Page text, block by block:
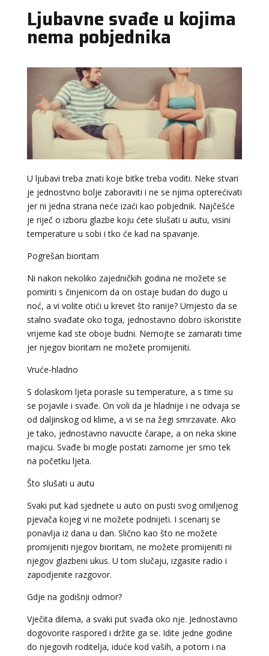
Ljubavne svađe u kojima
nema pobjednika
U ljubavi treba znati koje bitke treba voditi. Neke stvari
je jednostvno bolje zaboraviti i ne se njima opterećivati
jer ni jedna strana neće izaći kao pobjednik. Najčešće
je riječ o izboru glazbe koju ćete slušati u autu, visini
temperature u sobi i tko će kad na spavanje.
Pogrešan bioritam
Ni nakon nekoliko zajedničkih godina ne možete se
pomiriti s činjenicom da on ostaje budan do dugo u
noć, a vi volite otići u krevet što ranije? Umjesto da se
stalno svađate oko toga, jednostavno dobro iskoristite
vrijeme kad ste oboje budni. Nemojte se zamarati time
jer njegov bioritam ne možete promijeniti.
Vruće-hladno
S dolaskom ljeta porasle su temperature, a s time su
se pojavile i svađe. On voli da je hladnije i ne odvaja se
od daljinskog od klime, a vi se na žegi smrzavate. Ako
je tako, jednostavno navucite čarape, a on neka skine
majicu. Svađe bi mogle postati zamorne jer smo tek
na početku ljeta.
Što slušati u autu
Svaki put kad sjednete u auto on pusti svog omiljenog
pjevača kojeg vi ne možete podnijeti. I scenarij se
ponavlja iz dana u dan. Slično kao što ne možete
promijeniti njegov bioritam, ne možete promijeniti ni
njegov glazbeni ukus. U tom slučaju, izgasite radio i
zapodjenite razgovor.
Gdje na godišnji odmor?
Vječita dilema, a svaki put svađa oko nje. Jednostavno
dogovorite raspored i držite ga se. Idite jedne godine
do njegovih roditelja, iduće kod vaših, a potom i na
LUCIJA
/ Kod #136
Tarot savjetnik je zauzet
TEHNIKE:sudbinske karte, anđeoske poruke
tel:0,93€ - mob:1,12€ min
Tarot savjetnik je zauzet
TEHNIKE:numerologija, anđeoski i ljubavni tarot, visak, yi
amajlija
Broj tel: 064/600-600
tel:0,93€ - mob:1,12€ min